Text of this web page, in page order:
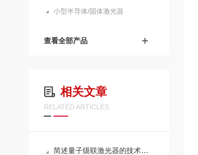
小型半导体/固体激光器
查看全部产品
相关文章
RELATED ARTICLES
简述量子级联激光器的技术原理